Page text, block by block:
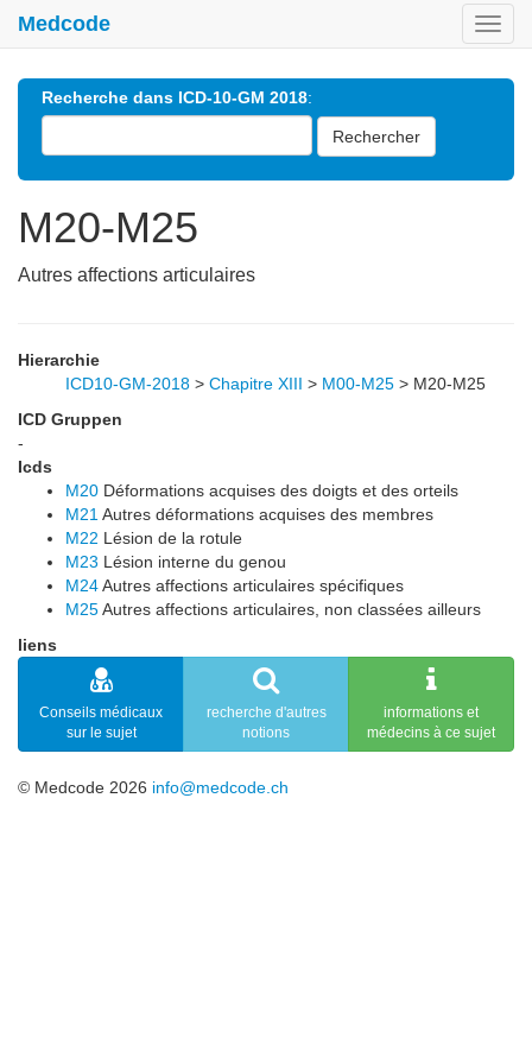
Medcode
Recherche dans ICD-10-GM 2018:
Rechercher
M20-M25
Autres affections articulaires
Hierarchie
ICD10-GM-2018 > Chapitre XIII > M00-M25 > M20-M25
ICD Gruppen
-
Icds
M20 Déformations acquises des doigts et des orteils
M21 Autres déformations acquises des membres
M22 Lésion de la rotule
M23 Lésion interne du genou
M24Autres affections articulaires spécifiques
M25Autres affections articulaires, non classées ailleurs
liens
Conseils médicaux
sur le sujet
recherche d'autres
notions
informations et
médecins à ce sujet
© Medcode 2026 info@medcode.ch